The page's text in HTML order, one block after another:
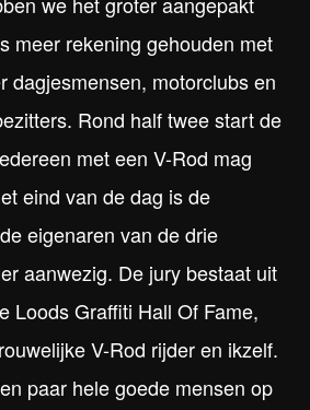
meer rekening gehouden met
dagjesmensen, motorclubs en
Rond half twee start de
met een V-Rod mag
eind van de dag is de
eigenaren van de drie
aanwezig. De jury bestaat uit
Loods Graffiti Hall Of Fame,
V-Rod rijder en ikzelf.
paar hele goede mensen op